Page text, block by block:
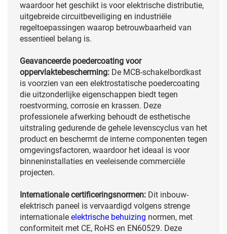
waardoor het geschikt is voor elektrische distributie,
uitgebreide circuitbeveiliging en industriële
regeltoepassingen waarop betrouwbaarheid van
essentieel belang is.
Geavanceerde poedercoating voor
oppervlaktebescherming: De MCB-schakelbordkast
is voorzien van een elektrostatische poedercoating
die uitzonderlijke eigenschappen biedt tegen
roestvorming, corrosie en krassen. Deze
professionele afwerking behoudt de esthetische
uitstraling gedurende de gehele levenscyclus van het
product en beschermt de interne componenten tegen
omgevingsfactoren, waardoor het ideaal is voor
binneninstallaties en veeleisende commerciële
projecten.
Internationale certificeringsnormen: Dit inbouw-
elektrisch paneel is vervaardigd volgens strenge
internationale elektrische behuizing normen, met
conformiteit met CE, RoHS en EN60529. Deze